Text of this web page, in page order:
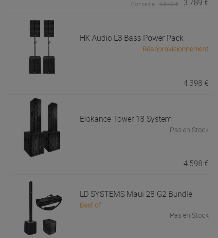
Conseillé : 4 549 € 3 789 €
HK Audio L3 Bass Power Pack
Réapprovisionnement
4 398 €
ElokanceTower 18 System
Pas en Stock
4 598 €
LD SYSTEMS Maui 28 G2 Bundle
Best of
Pas en Stock